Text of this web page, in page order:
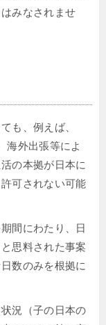
みなされませ
も、例えば、
海外出張等によ
の本拠が日本に
可されない可能
間にわたり、日
思料された事案
数のみを根拠に
況（子の日本の